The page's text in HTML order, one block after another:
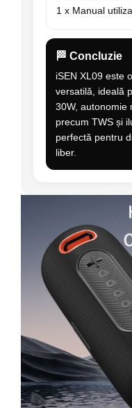
1 x Manual
🏁 Concluzie
iSEN XL09 este
versatilă, ideală
30W, autonomie
precum TWS și
perfectă pentru
liber.